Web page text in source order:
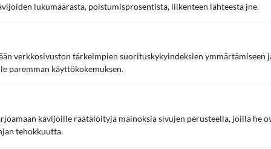
lukumäärästä, poistumisprosentista, liikenteen lähteestä jne.
verkkosivuston tärkeimpien suorituskykyindeksien ymmärtämiseen
paremman käyttökokemuksen.
kävijöille räätälöityjä mainoksia sivujen perusteella, joilla he
tehokkuutta.
Lisää asiakastarinoita